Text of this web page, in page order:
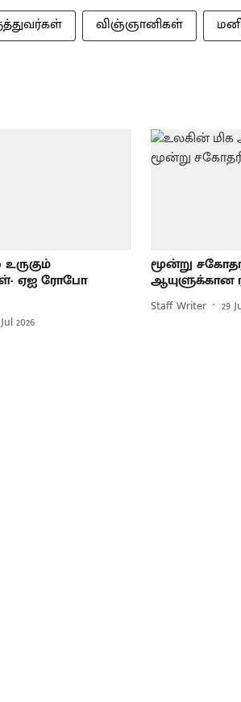
விஞ்ஞானிகள்
ஏஐ ரோபோ
2026
மூன்று
ஆயுளுக்கான
Staff Writer 29